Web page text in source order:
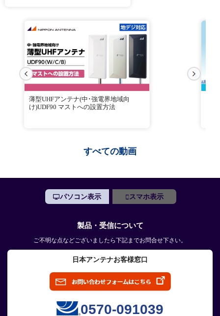
薄型UHFアンテナ(中･強電界地域向
け)UDF90 マストへの設置方法
すべての動画
パソコン表示 スマホ表示
製品・受信について
ご不明な点などございましたら下記までお問合せ下さい。
日本アンテナお客様窓口
0570-091039